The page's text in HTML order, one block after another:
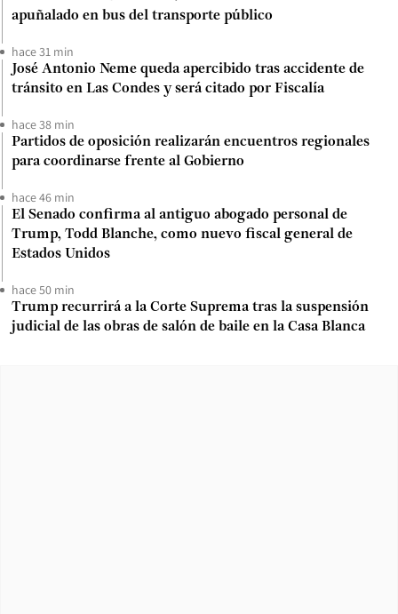
apuñalado en bus del transporte público
hace 31 min
José Antonio Neme queda apercibido tras accidente de
tránsito en Las Condes y será citado por Fiscalía
hace 38 min
Partidos de oposición realizarán encuentros regionales
para coordinarse frente al Gobierno
hace 46 min
El Senado confirma al antiguo abogado personal de
Trump, Todd Blanche, como nuevo fiscal general de
Estados Unidos
hace 50 min
Trump recurrirá a la Corte Suprema tras la suspensión
judicial de las obras de salón de baile en la Casa Blanca